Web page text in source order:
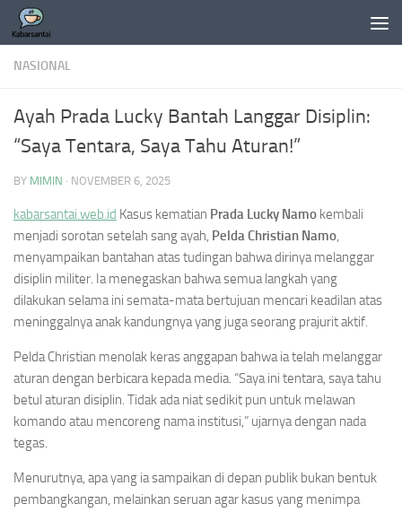
Skip to content
NASIONAL
Ayah Prada Lucky Bantah Langgar Disiplin:
“Saya Tentara, Saya Tahu Aturan!”
BY MIMIN · NOVEMBER 6, 2025
kabarsantai.web.id Kasus kematian Prada Lucky Namo kembali
menjadi sorotan setelah sang ayah, Pelda Christian Namo,
menyampaikan bantahan atas tudingan bahwa dirinya melanggar
disiplin militer. Ia menegaskan bahwa semua langkah yang
dilakukan selama ini semata-mata bertujuan mencari keadilan atas
meninggalnya anak kandungnya yang juga seorang prajurit aktif.
Pelda Christian menolak keras anggapan bahwa ia telah melanggar
aturan dengan berbicara kepada media. “Saya ini tentara, saya tahu
betul aturan disiplin. Tidak ada niat sedikit pun untuk melawan
komando atau mencoreng nama institusi,” ujarnya dengan nada
tegas.
Menurutnya, apa yang ia sampaikan di depan publik bukan bentuk
pembangkangan, melainkan seruan agar kasus yang menimpa